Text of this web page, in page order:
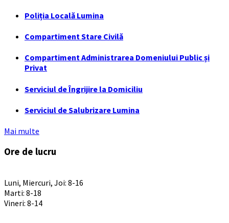
Poliția Locală Lumina
Compartiment Stare Civilă
Compartiment Administrarea Domeniului Public și
Privat
Serviciul de Îngrijire la Domiciliu
Serviciul de Salubrizare Lumina
Mai multe
Ore de lucru
Luni, Miercuri, Joi: 8-16
Marti: 8-18
Vineri: 8-14